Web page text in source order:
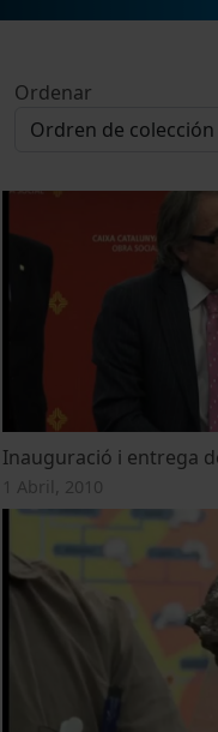
Ordenar
Inauguració i entrega
1 Abril, 2010